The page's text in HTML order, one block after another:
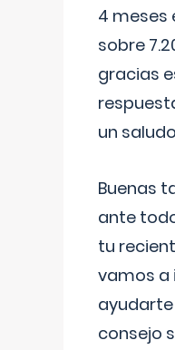
4 meses
sobre
gracias
un saludo
Buenas
ante
tu
vamos
consejo